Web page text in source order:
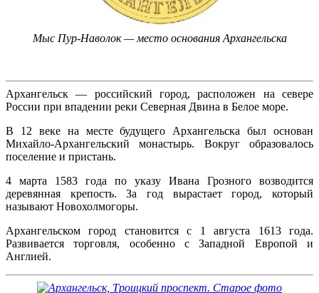
Мыс Пур-Наволок — место основания Архангельска
Архангельск — российский город, расположен на севере
России при впадении реки Северная Двина в Белое море.
В 12 веке на месте будущего Архангельска был основан
Михайло-Архангельский монастырь. Вокруг образовалось
поселение и пристань.
4 марта 1583 года по указу Ивана Грозного возводится
деревянная крепость. За год вырастает город, который
называют Новохолмогоры.
Архангельском город становится с 1 августа 1613 года.
Развивается торговля, особенно с Западной Европой и
Англией.